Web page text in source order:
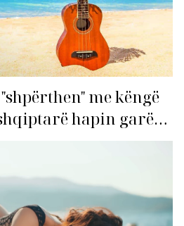
me këngë
hapin garën